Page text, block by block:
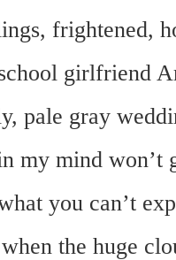
frightened,
girlfriend
pale gray
my mind won’t
you can’t
the huge